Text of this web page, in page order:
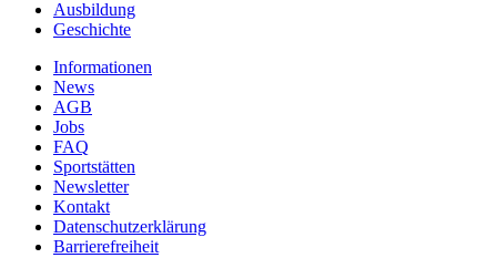
Ausbildung
Geschichte
Informationen
News
AGB
Jobs
FAQ
Sportstätten
Newsletter
Kontakt
Datenschutzerklärung
Barrierefreiheit